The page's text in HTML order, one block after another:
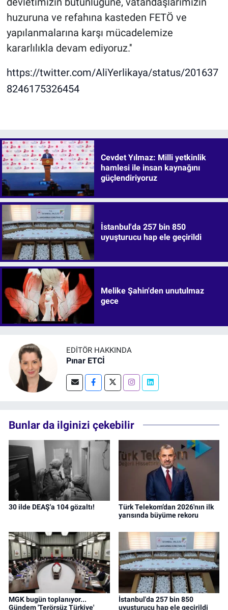
huzuruna ve refahına kasteden FETÖ ve
yapılanmalarına karşı mücadelemize
kararlılıkla devam ediyoruz.''
https://twitter.com/AliYerlikaya/status/201637
8246175326454
Cevdet Yılmaz: Milli yetkinlik
hamlesi ile insan kaynağını
güçlendiriyoruz
İstanbul'da 257 bin 850
uyuşturucu hap ele geçirildi
Melike Şahin'den unutulmaz
gece
EDITÖR HAKKINDA
Pınar ETCİ
Bunlar da ilginizi çekebilir
30 ilde DEAŞ'a 104 gözaltı!
Türk Telekom’dan 2026'nın ilk
yarısında büyüme rekoru
MGK bugün toplanıyor...
Gündem 'Terörsüz Türkiye'
İstanbul'da 257 bin 850
uyuşturucu hap ele geçirildi